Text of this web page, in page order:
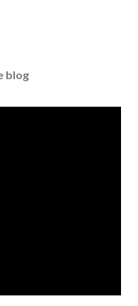
blog